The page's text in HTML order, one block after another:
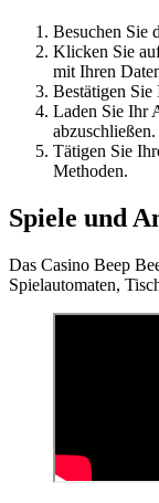
Besuchen Sie
Klicken Sie
mit Ihren
Bestätigen
Laden Sie Ihr
abzuschließen.
Tätigen Sie
Methoden.
Spiele und
Das Casino Beep
Spielautomaten,